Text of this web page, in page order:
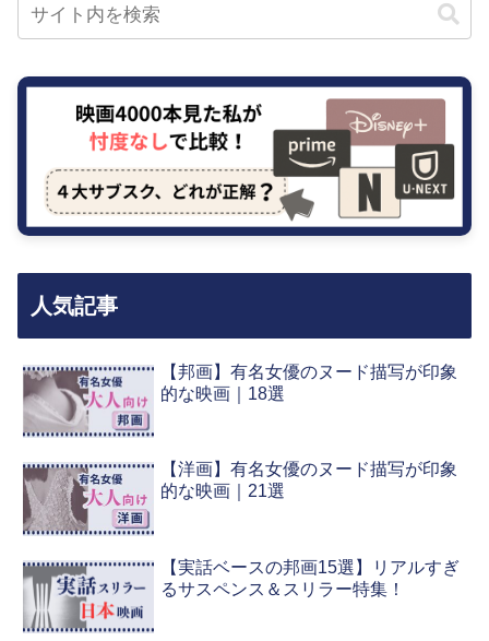
人気記事
【邦画】有名女優のヌード描写が印象
的な映画｜18選
【洋画】有名女優のヌード描写が印象
的な映画｜21選
【実話ベースの邦画15選】リアルすぎ
るサスペンス＆スリラー特集！